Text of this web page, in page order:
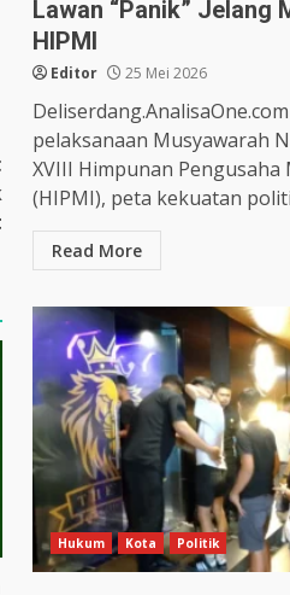
Lawan “Panik” Jelang
HIPMI
Editor 25 Mei 2026
pelaksanaan Musyawarah
XVIII Himpunan Pengusaha
(HIPMI), peta kekuatan
Read More
Hukum Kota Politik